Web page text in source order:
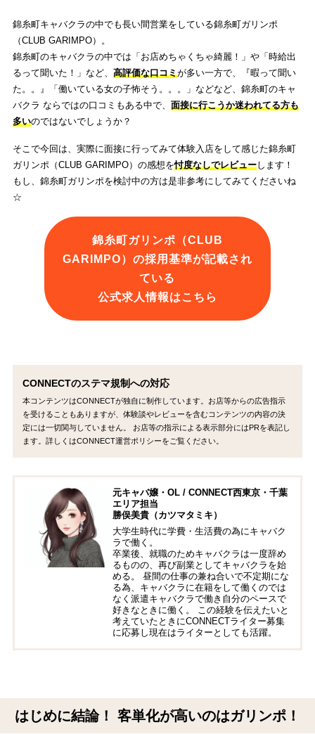
錦糸町キャバクラの中でも長い間営業をしている錦糸町ガリンポ
（CLUB GARIMPO）。
錦糸町のキャバクラの中では「お店めちゃくちゃ綺麗！」や「時給出
るって聞いた！」など、 高評価な口コミが多い一方で、『暇って聞い
た。。』「働いている女の子怖そう。。。」などなど、錦糸町のキャ
バクラ ならではの口コミもある中で、 面接に行こうか迷われてる方も
多いのではないでしょうか？
そこで今回は、実際に面接に行ってみて体験入店をして感じた錦糸町
ガリンポ（CLUB GARIMPO）の感想を忖度なしでレビューします！
もし、錦糸町ガリンポを検討中の方は是非参考にしてみてくださいね
☆
錦糸町ガリンポ（CLUB
GARIMPO）の採用基準が記載され
ている
公式求人情報はこちら
CONNECTのステマ規制への対応
本コンテンツはCONNECTが独自に制作しています。お店等からの広告指示
を受けることもありますが、体験談やレビューを含むコンテンツの内容の決
定には一切関与していません。 お店等の指示による表示部分にはPRを表記し
ます。詳しくはCONNECT運営ポリシーをご覧ください。
元キャバ嬢・OL / CONNECT西東京・千葉
エリア担当
勝俣美貴（カツマタミキ）
大学生時代に学費・生活費の為にキャバク
ラで働く。
卒業後、就職のためキャバクラは一度辞め
るものの、再び副業としてキャバクラを始
める。 昼間の仕事の兼ね合いで不定期にな
る為、キャバクラに在籍をして働くのでは
なく派遣キャバクラで働き自分のペースで
好きなときに働く。 この経験を伝えたいと
考えていたときにCONNECTライター募集
に応募し現在はライターとしても活躍。
はじめに結論！ 客単化が高いのはガリンポ！